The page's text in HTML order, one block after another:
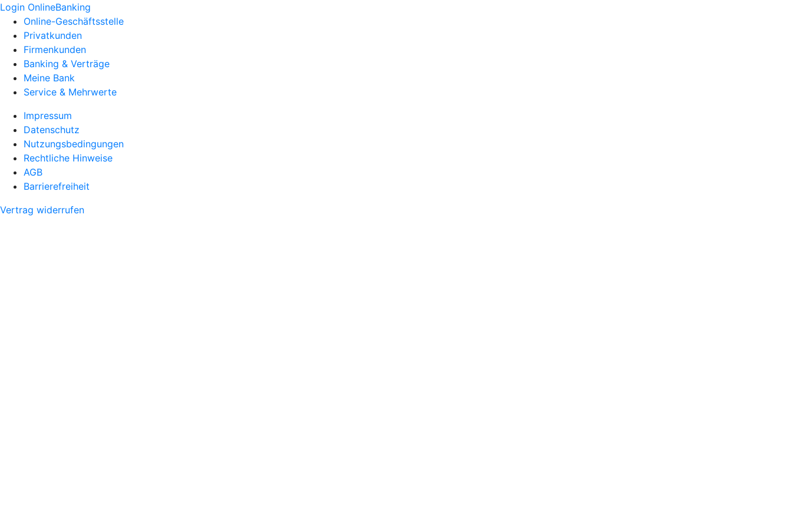
Login OnlineBanking
Online-Geschäftsstelle
Privatkunden
Firmenkunden
Banking & Verträge
Meine Bank
Service & Mehrwerte
Impressum
Datenschutz
Nutzungsbedingungen
Rechtliche Hinweise
AGB
Barrierefreiheit
Vertrag widerrufen